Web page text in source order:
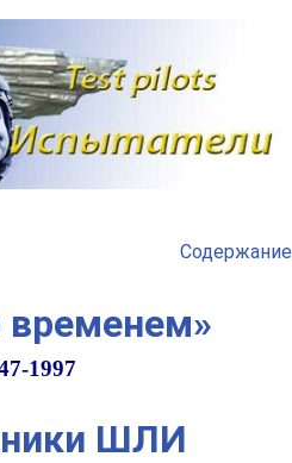
Содержание
1997
ШЛИ